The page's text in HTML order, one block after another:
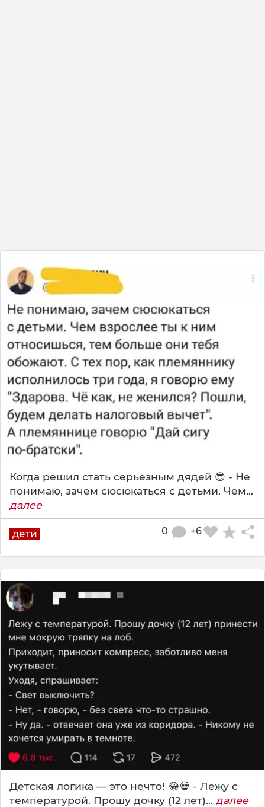
Когда решил стать серьезным дядей 😎 - Не
понимаю, зачем сюсюкаться с детьми. Чем...
далее
дети +6
0
Детская логика — это нечто! 😂💀 - Лежу с
температурой. Прошу дочку (12 лет)... далее